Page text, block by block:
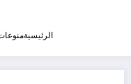
الرئيسية